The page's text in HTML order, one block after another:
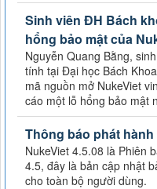
Sinh viên ĐH Bách
hổng bảo mật của
Nguyễn Quang Bằng,
tính tại Đại học Bách
mã nguồn mở NukeViet
cáo một lỗ hổng bảo mật
Thông báo phát hành
NukeViet 4.5.08 là Phiên
4.5, đây là bản cập nhật
cho toàn bộ người dùng.